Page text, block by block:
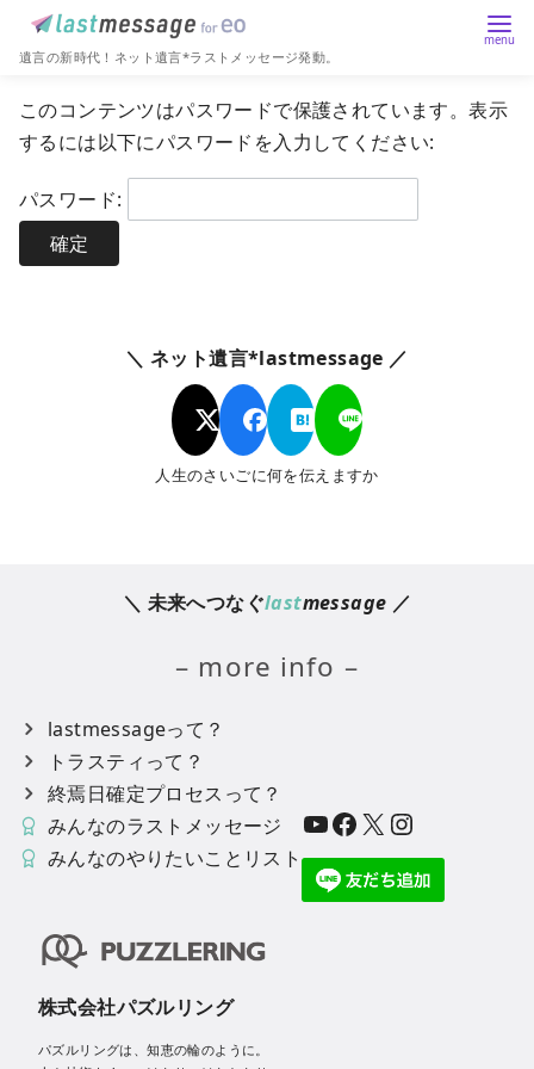
遺言の新時代！ネット遺言*ラストメッセージ発動。
このコンテンツはパスワードで保護されています。表示
するには以下にパスワードを入力してください:
パスワード:
＼ ネット遺言*lastmessage ／
人生のさいごに何を伝えますか
＼ 未来へつなぐlastmessage ／
– more info –
lastmessageって？
トラスティって？
終焉日確定プロセスって？
みんなのラストメッセージ
みんなのやりたいことリスト
YouTube Facebook X Instagram
株式会社パズルリング
パズルリングは、知恵の輪のように。